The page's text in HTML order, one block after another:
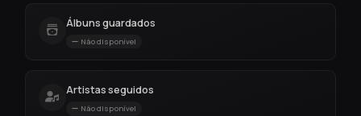
Álbuns guardados
Não disponível
Artistas seguidos
Não disponível